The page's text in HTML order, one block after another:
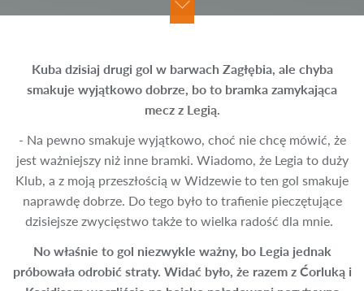
Kuba dzisiaj drugi gol w barwach Zagłębia, ale chyba
smakuje wyjątkowo dobrze, bo to bramka zamykająca
mecz z Legią.
- Na pewno smakuje wyjątkowo, choć nie chcę mówić, że
jest ważniejszy niż inne bramki. Wiadomo, że Legia to duży
Klub, a z moją przeszłością w Widzewie to ten gol smakuje
naprawdę dobrze. Do tego było to trafienie pieczętujące
dzisiejsze zwycięstwo także to wielka radość dla mnie.
No właśnie to gol niezwykle ważny, bo Legia jednak
próbowała odrobić straty. Widać było, że razem z Ćorluką i